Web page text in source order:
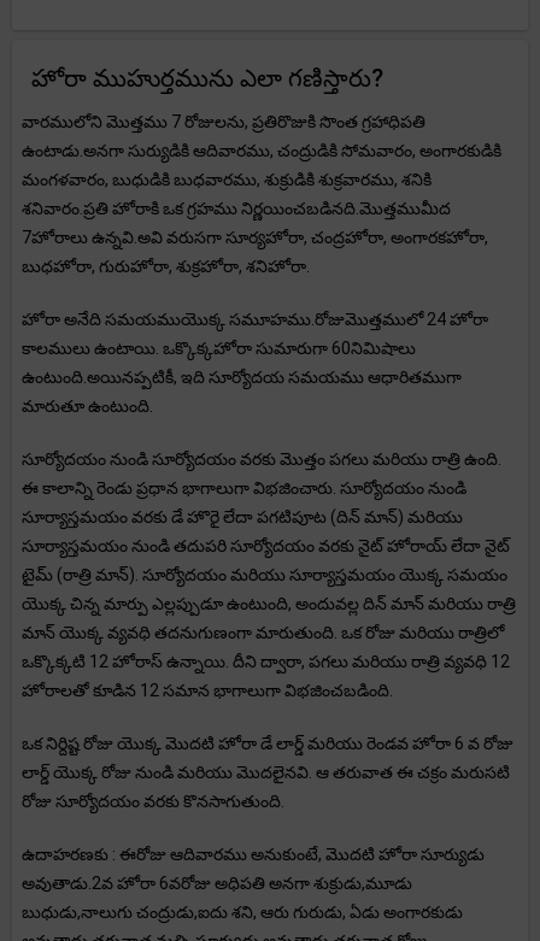
హోరా ముహుర్తమును ఎలా గణిస్తారు?
వారములోని మొత్తము 7 రోజులను, ప్రతిరొజుకి సొంత గ్రహాధిపతి
ఉంటాడు.అనగా సుర్యుడికి ఆదివారము, చంద్రుడికి సోమవారం, అంగారకుడికి
మంగళవారం, బుధుడికి బుధవారము, శుక్రుడికి శుక్రవారము, శనికి
శనివారం.ప్రతి హోరాకి ఒక గ్రహము నిర్ణయించబడినది.మొత్తముమీద
7హోరాలు ఉన్నవి.అవి వరుసగా సూర్యహోరా, చంద్రహోరా, అంగారకహోరా,
బుధహోరా, గురుహోరా, శుక్రహోరా, శనిహోరా.
హోరా అనేది సమయముయొక్క సమూహము.రోజుమొత్తములో 24 హోరా
కాలములు ఉంటాయి. ఒక్కొక్కహోరా సుమారుగా 60నిమిషాలు
ఉంటుంది.అయినప్పటికీ, ఇది సూర్యోదయ సమయము ఆధారితముగా
మారుతూ ఉంటుంది.
సూర్యోదయం నుండి సూర్యోదయం వరకు మొత్తం పగలు మరియు రాత్రి ఉంది.
ఈ కాలాన్ని రెండు ప్రధాన భాగాలుగా విభజించారు. సూర్యోదయం నుండి
సూర్యాస్తమయం వరకు డే హొరై లేదా పగటిపూట (దిన్ మాన్) మరియు
సూర్యాస్తమయం నుండి తదుపరి సూర్యోదయం వరకు నైట్ హోరాయ్ లేదా నైట్
టైమ్ (రాత్రి మాన్). సూర్యోదయం మరియు సూర్యాస్తమయం యొక్క సమయం
యొక్క చిన్న మార్పు ఎల్లప్పుడూ ఉంటుంది, అందువల్ల దిన్ మాన్ మరియు రాత్రి
మాన్ యొక్క వ్యవధి తదనుగుణంగా మారుతుంది. ఒక రోజు మరియు రాత్రిలో
ఒక్కొక్కటి 12 హోరాస్ ఉన్నాయి. దీని ద్వారా, పగలు మరియు రాత్రి వ్యవధి 12
హోరాలతో కూడిన 12 సమాన భాగాలుగా విభజించబడింది.
ఒక నిర్దిష్ట రోజు యొక్క మొదటి హోరా డే లార్డ్ మరియు రెండవ హోరా 6 వ రోజు
లార్డ్ యొక్క రోజు నుండి మరియు మొదలైనవి. ఆ తరువాత ఈ చక్రం మరుసటి
రోజు సూర్యోదయం వరకు కొనసాగుతుంది.
ఉదాహరణకు : ఈరోజు ఆదివారము అనుకుంటే, మొదటి హోరా సూర్యుడు
అవుతాడు.2వ హోరా 6వరోజు అధిపతి అనగా శుక్రుడు,మూడు
బుధుడు,నాలుగు చంద్రుడు,ఐదు శని, ఆరు గురుడు, ఏడు అంగారకుడు